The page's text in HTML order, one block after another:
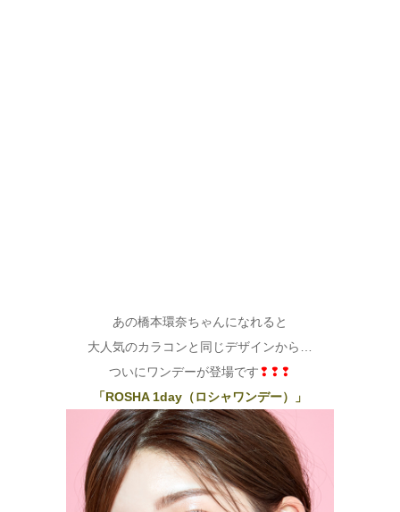
あの橋本環奈ちゃんになれると
大人気のカラコンと同じデザインから…
ついにワンデーが登場です❢❢❢
「ROSHA 1day（ロシャワンデー）」